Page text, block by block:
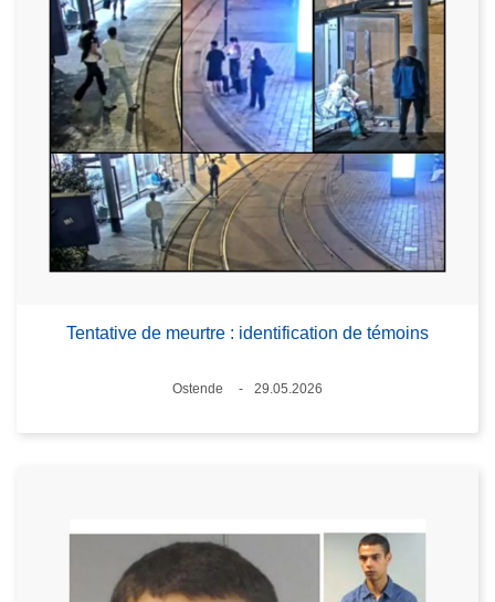
Tentative de meurtre : identification de témoins
Standort
Ostende
29.05.2026